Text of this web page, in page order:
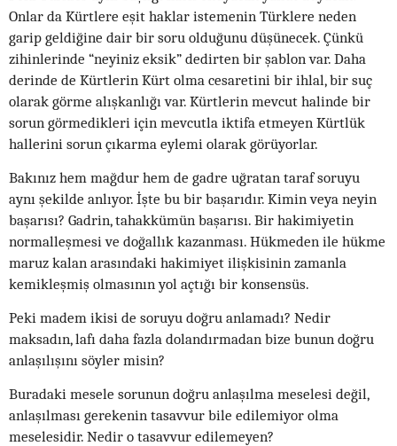
Onlar da Kürtlere eşit haklar istemenin Türklere neden
garip geldiğine dair bir soru olduğunu düşünecek. Çünkü
zihinlerinde “neyiniz eksik” dedirten bir şablon var. Daha
derinde de Kürtlerin Kürt olma cesaretini bir ihlal, bir suç
olarak görme alışkanlığı var. Kürtlerin mevcut halinde bir
sorun görmedikleri için mevcutla iktifa etmeyen Kürtlük
hallerini sorun çıkarma eylemi olarak görüyorlar.
Bakınız hem mağdur hem de gadre uğratan taraf soruyu
aynı şekilde anlıyor. İşte bu bir başarıdır. Kimin veya neyin
başarısı? Gadrin, tahakkümün başarısı. Bir hakimiyetin
normalleşmesi ve doğallık kazanması. Hükmeden ile hükme
maruz kalan arasındaki hakimiyet ilişkisinin zamanla
kemikleşmiş olmasının yol açtığı bir konsensüs.
Peki madem ikisi de soruyu doğru anlamadı? Nedir
maksadın, lafı daha fazla dolandırmadan bize bunun doğru
anlaşılışını söyler misin?
Buradaki mesele sorunun doğru anlaşılma meselesi değil,
anlaşılması gerekenin tasavvur bile edilemiyor olma
meselesidir. Nedir o tasavvur edilemeyen?